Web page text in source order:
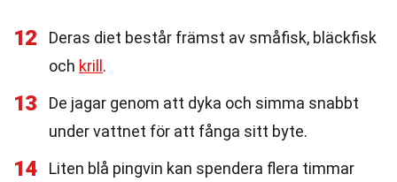
12
Deras diet består främst av småfisk, bläckfisk
och krill .
13
De jagar genom att dyka och simma snabbt
under vattnet för att fånga sitt byte.
14
Liten blå pingvin kan spendera flera timmar